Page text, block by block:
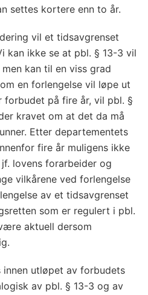
settes kortere enn to år.
vil et tidsavgrenset
kan ikke se at pbl. § 13-3 vil
kan til en viss grad
en forlengelse vil løpe ut
på fire år, vil pbl. §
kravet om at det da må
Etter departementets
fire år muligens ikke
lovens forarbeider og
vilkårene ved forlengelse
av et tidsavgrenset
som er regulert i pbl.
aktuell dersom
innen utløpet av forbudets
av pbl. § 13-3 og av